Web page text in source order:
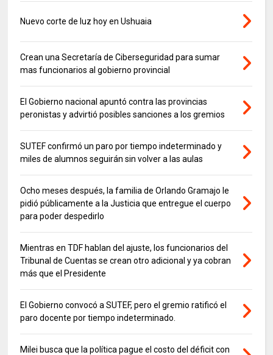
Nuevo corte de luz hoy en Ushuaia
Crean una Secretaría de Ciberseguridad para sumar
mas funcionarios al gobierno provincial
El Gobierno nacional apuntó contra las provincias
peronistas y advirtió posibles sanciones a los gremios
SUTEF confirmó un paro por tiempo indeterminado y
miles de alumnos seguirán sin volver a las aulas
Ocho meses después, la familia de Orlando Gramajo le
pidió públicamente a la Justicia que entregue el cuerpo
para poder despedirlo
Mientras en TDF hablan del ajuste, los funcionarios del
Tribunal de Cuentas se crean otro adicional y ya cobran
más que el Presidente
El Gobierno convocó a SUTEF, pero el gremio ratificó el
paro docente por tiempo indeterminado.
Milei busca que la política pague el costo del déficit con